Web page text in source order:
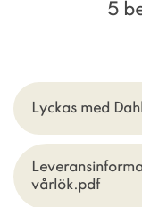
5
Lyckas med
vårlök.pdf